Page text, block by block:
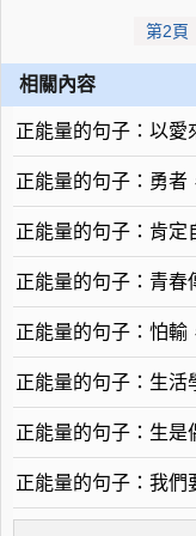
第2頁
相關內容
正能量的句子：以愛
正能量的句子：勇者
正能量的句子：肯定
正能量的句子：青春
正能量的句子：怕輸
正能量的句子：生活
正能量的句子：生是
正能量的句子：我們